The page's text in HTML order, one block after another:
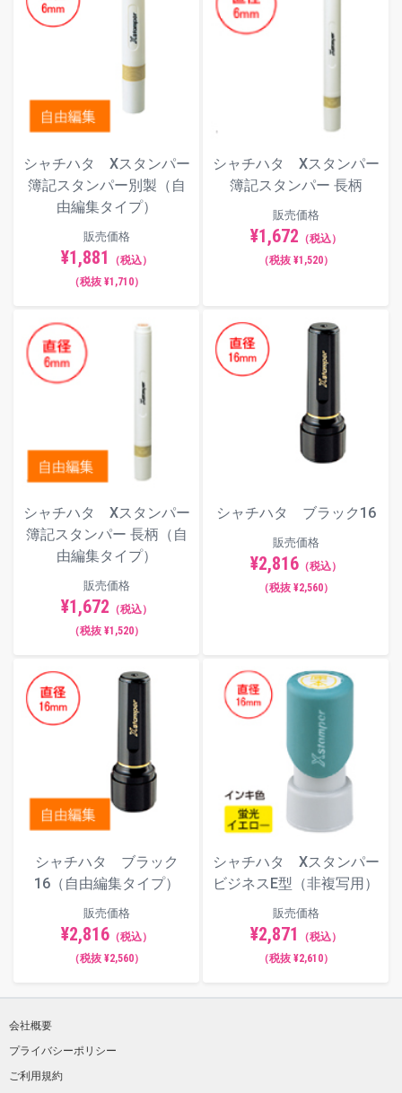
シャチハタ Xスタンパー
簿記スタンパー別製（自
由編集タイプ）
販売価格
¥1,881
（税込）
（税抜 ¥1,710）
シャチハタ Xスタンパー
簿記スタンパー 長柄
販売価格
¥1,672 （税込）
（税抜 ¥1,520）
シャチハタ Xスタンパー
簿記スタンパー 長柄（自
由編集タイプ）
販売価格
¥1,672 （税込）
（税抜 ¥1,520）
シャチハタ ブラック16
販売価格
¥2,816（税込）
（税抜 ¥2,560）
シャチハタ ブラック
16（自由編集タイプ）
販売価格
¥2,816（税込）
（税抜 ¥2,560）
シャチハタ Xスタンパー
ビジネスE型（非複写用）
販売価格
¥2,871
（税込）
（税抜 ¥2,610）
会社概要
プライバシーポリシー
ご利用規約